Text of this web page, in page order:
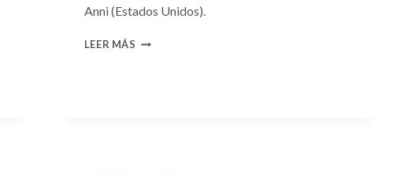
Anni (Estados Unidos).
LEER MÁS CONSULTA